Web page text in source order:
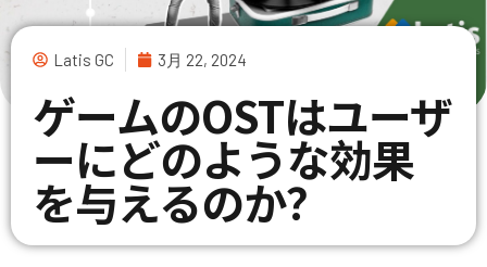
Latis GC 3月 22, 2024
ゲームのOSTはユーザ
ーにどのような効果
を与えるのか？